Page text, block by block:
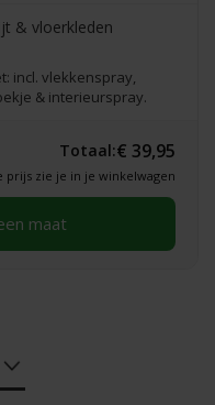
& vloerkleden
incl. vlekkenspray,
& interieurspray.
Totaal:€ 39,95
prijs zie je in je winkelwagen
maat